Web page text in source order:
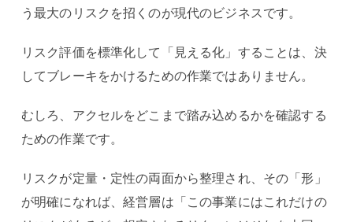
う最大のリスクを招くのが現代のビジネスです。
リスク評価を標準化して「見える化」することは、決
してブレーキをかけるための作業ではありません。
むしろ、アクセルをどこまで踏み込めるかを確認する
ための作業です。
リスクが定量・定性の両面から整理され、その「形」
が明確になれば、経営層は「この事業にはこれだけの